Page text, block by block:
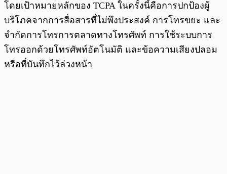
โดยเป้าหมายหลักของ TCPA ในครั้งนี้คือการปกป้องผู้
บริโภคจากการสื่อสารที่ไม่พึงประสงค์ การโทรขยะ และ
จำกัดการโทรการตลาดทางโทรศัพท์ การใช้ระบบการ
โทรออกด้วยโทรศัพท์อัตโนมัติ และข้อความเสียงปลอม
หรือที่บันทึกไว้ล่วงหน้า